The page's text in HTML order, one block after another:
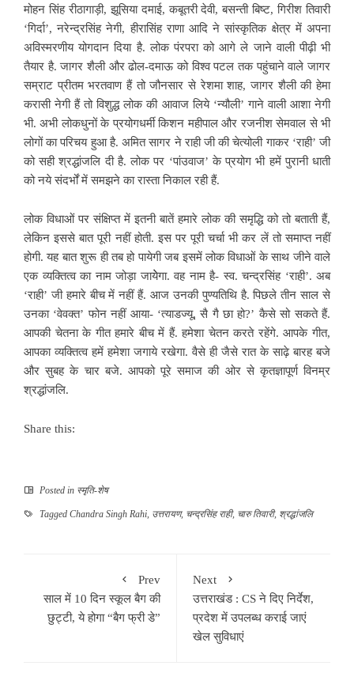
मोहन सिंह रीठागाड़ी, झूसिया दमाई, कबूतरी देवी, बसन्ती बिष्ट, गिरीश तिवारी
‘गिर्दा’, नरेन्द्रसिंह नेगी, हीरासिंह राणा आदि ने सांस्कृतिक क्षेत्र में अपना
अविस्मरणीय योगदान दिया है. लोक पंरपरा को आगे ले जाने वाली पीढ़ी भी
तैयार है. जागर शैली और ढोल-दमाऊ को विश्व पटल तक पहुंचाने वाले जागर
सम्राट प्रीतम भरतवाण हैं तो जौनसार से रेशमा शाह, जागर शैली की हेमा
करासी नेगी हैं तो विशुद्ध लोक की आवाज लिये ‘न्यौली’ गाने वाली आशा नेगी
भी. अभी लोकधुनों के प्रयोगधर्मी किशन महीपाल और रजनीश सेमवाल से भी
लोगों का परिचय हुआ है. अमित सागर ने राही जी की चेत्योली गाकर ‘राही’ जी
को सही श्रद्धांजलि दी है. लोक पर ‘पांउवाज’ के प्रयोग भी हमें पुरानी धाती
को नये संदर्भों में समझने का रास्ता निकाल रही हैं.
लोक विधाओं पर संक्षिप्त में इतनी बातें हमारे लोक की समृद्धि को तो बताती हैं,
लेकिन इससे बात पूरी नहीं होती. इस पर पूरी चर्चा भी कर लें तो समाप्त नहीं
होगी. यह बात शुरू ही तब हो पायेगी जब इसमें लोक विधाओं के साथ जीने वाले
एक व्यक्तित्व का नाम जोड़ा जायेेगा. वह नाम है- स्व. चन्द्रसिंह ‘राही’. अब
‘राही’ जी हमारे बीच में नहीं हैं. आज उनकी पुण्यतिथि है. पिछले तीन साल से
उनका ‘वेवक्त’ फोन नहीं आया- ‘त्याडज्यू, सै गै छा हो?’ कैसे सो सकते हैं.
आपकी चेतना के गीत हमारे बीच में हैं. हमेशा चेतन करते रहेंगे. आपके गीत,
आपका व्यक्तित्व हमें हमेशा जगाये रखेगा. वैसे ही जैसे रात के साढ़े बारह बजे
और सुबह के चार बजे. आपको पूरे समाज की ओर से कृतज्ञापूर्ण विनम्र
श्रद्धांजलि.
Share this:
Posted in स्मृति-शेष
Tagged Chandra Singh Rahi उत्तरायण, चन्द्रसिंह राही, चारु तिवारी, श्रद्धांजलि
Prev
साल में 10 दिन स्कूल बैग की
छुट्टी, ये होगा “बैग फ्री डे”
Next
उत्तराखंड : CS ने दिए निर्देश,
प्रदेश में उपलब्ध कराई जाएं
खेल सुविधाएं